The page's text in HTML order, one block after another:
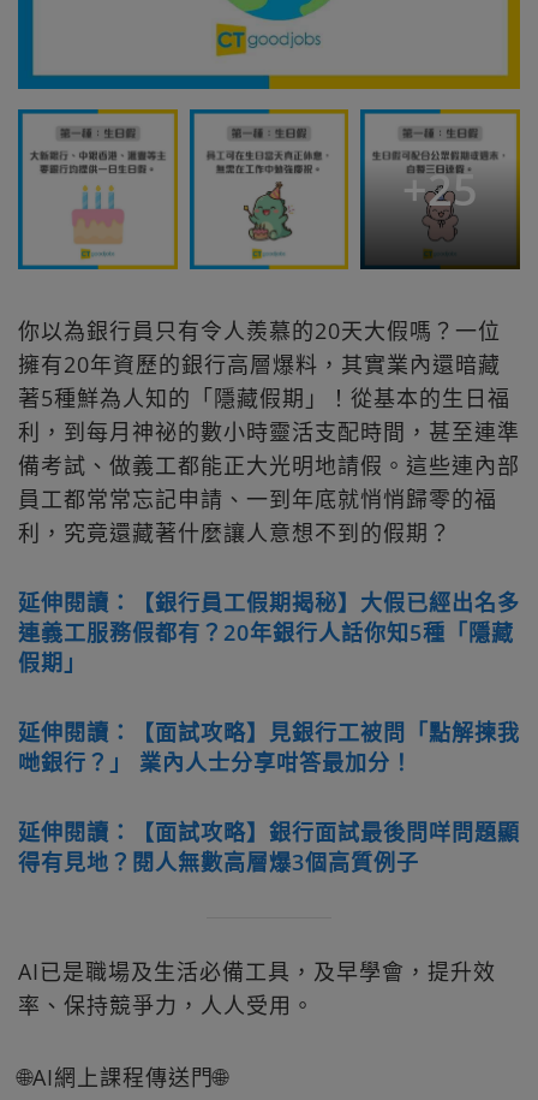
+25
你以為銀行員只有令人羨慕的20天大假嗎？一位
擁有20年資歷的銀行高層爆料，其實業內還暗藏
著5種鮮為人知的「隱藏假期」！從基本的生日福
利，到每月神祕的數小時靈活支配時間，甚至連準
備考試、做義工都能正大光明地請假。這些連內部
員工都常常忘記申請、一到年底就悄悄歸零的福
利，究竟還藏著什麼讓人意想不到的假期？
延伸閱讀：【銀行員工假期揭秘】大假已經出名多
連義工服務假都有？20年銀行人話你知5種「隱藏
假期」
延伸閱讀：【面試攻略】見銀行工被問「點解揀我
哋銀行？」 業內人士分享咁答最加分！
延伸閱讀：【面試攻略】銀行面試最後問咩問題顯
得有見地？閱人無數高層爆3個高質例子
AI已是職場及生活必備工具，及早學會，提升效
率、保持競爭力，人人受用。
🌐AI網上課程傳送門🌐